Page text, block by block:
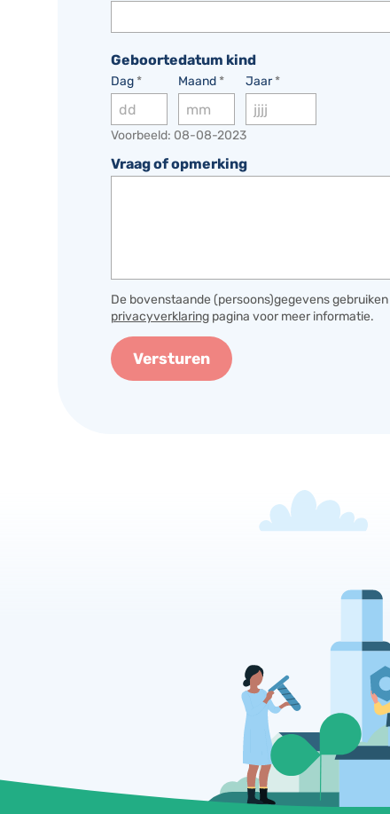
Geboortedatum kind
Dag * Maand * Jaar *
Voorbeeld: 08-08-2023
Vraag of opmerking
De bovenstaande (persoons)gegevens
privacyverklaringpagina voor meer informatie.
Versturen